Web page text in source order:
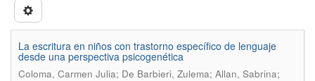
La escritura en niños con trastorno específico de lenguaje
desde una perspectiva psicogenética
Coloma, Carmen Julia; De Barbieri, Zulema; Allan, Sabrina;